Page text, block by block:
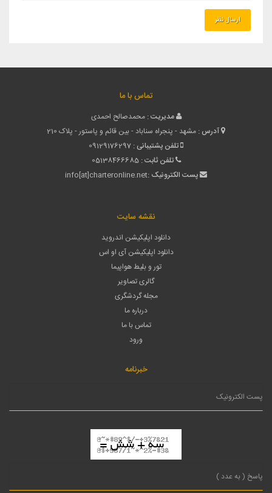
تماس با ما
مدیریت : محمدصالح احمدی
آدرس : مشهد - پنجراه سناباد - بین قائم و پاستور - پلاک 210
تلفن پشتیبانی : 09129176297
تلفن ثابت : 05138466685
پست الکترونیک :info[at]charteronline.net
نقشه سایت
دانلود اپلیکیشن اندروید
دانلود اپلیکیشن آی او اس
تور و بلیط هواپیما
گالری تصاویر
مجله گردشگری
درباره ما
تماس با ما
ورود
خبرنامه